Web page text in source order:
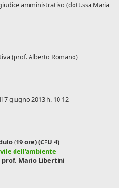
amministrativo (dott.ssa Maria
(prof. Alberto Romano)
7 giugno 2013 h. 10-12
(19 ore) (CFU 4)
dell’ambiente
prof. Mario Libertini